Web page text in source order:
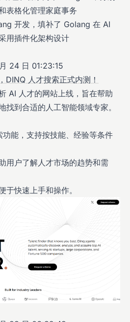
表格化管理家庭事务
开发，填补了 Golang 在 AI
用插件化架构设计
24 日 01:23:15
DINQ 人才搜索正式内测！
AI 人才的网站上线，旨在帮助
找到合适的人工智能领域专家。
能，支持按技能、经验等条件
用户了解人才市场的趋势和需
于快速上手和操作。